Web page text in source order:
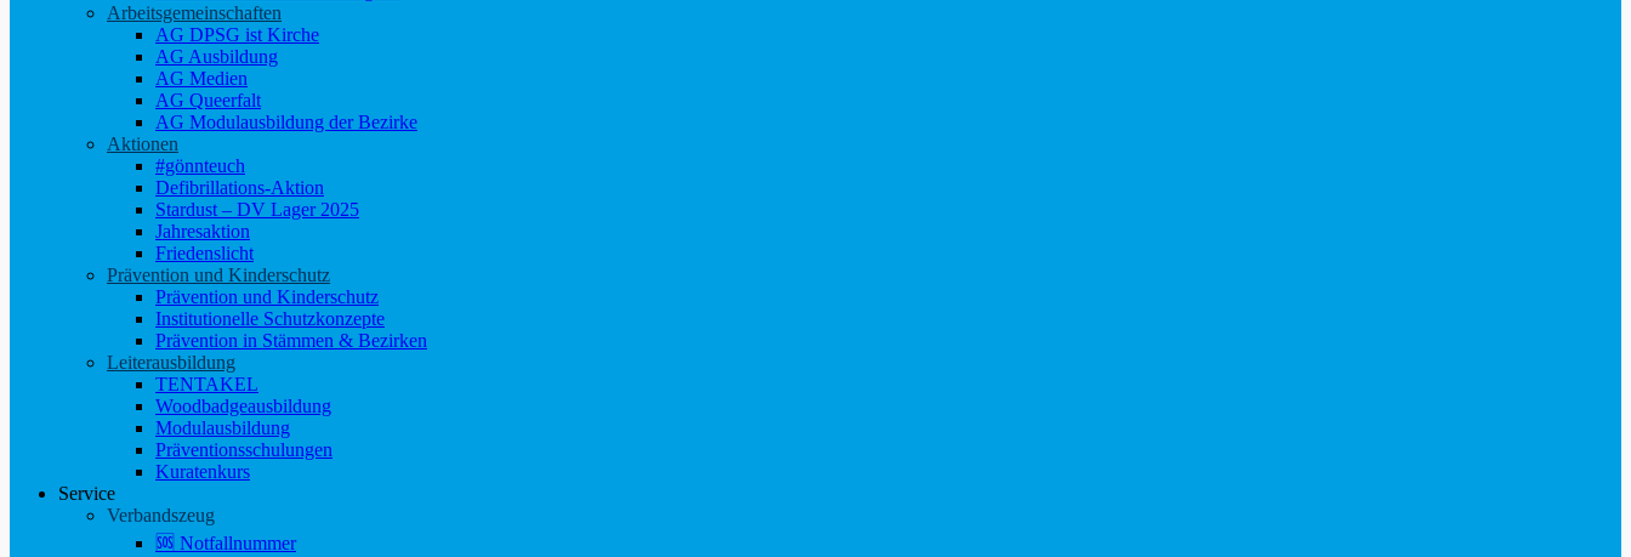
Arbeitsgemeinschaften
AG DPSG ist Kirche
AG Ausbildung
AG Medien
AG Queerfalt
AG Modulausbildung der Bezirke
Aktionen
#gönnteuch
Defibrillations-Aktion
Stardust – DV Lager 2025
Jahresaktion
Friedenslicht
Prävention und Kinderschutz
Prävention und Kinderschutz
Institutionelle Schutzkonzepte
Prävention in Stämmen & Bezirken
Leiterausbildung
TENTAKEL
Woodbadgeausbildung
Modulausbildung
Präventionsschulungen
Kuratenkurs
Service
Verbandszeug
🆘 Notfallnummer